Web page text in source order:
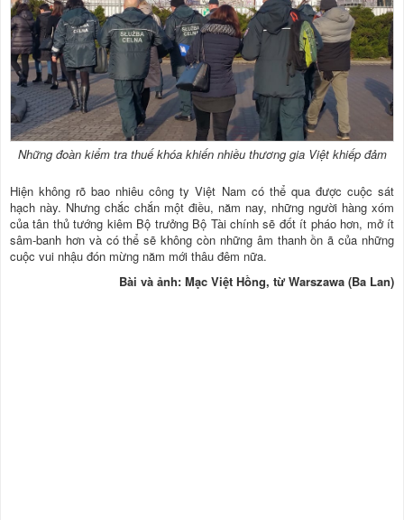
Những đoàn kiểm tra thuế khóa khiến nhiều thương gia Việt khiếp đảm
Hiện không rõ bao nhiêu công ty Việt Nam có thể qua được cuộc sát
hạch này. Nhưng chắc chắn một điều, năm nay, những người hàng xóm
của tân thủ tướng kiêm Bộ trưởng Bộ Tài chính sẽ đốt ít pháo hơn, mở ít
sâm-banh hơn và có thể sẽ không còn những âm thanh ồn ã của những
cuộc vui nhậu đón mừng năm mới thâu đêm nữa.
Bài và ảnh: Mạc Việt Hồng, từ Warszawa (Ba Lan)